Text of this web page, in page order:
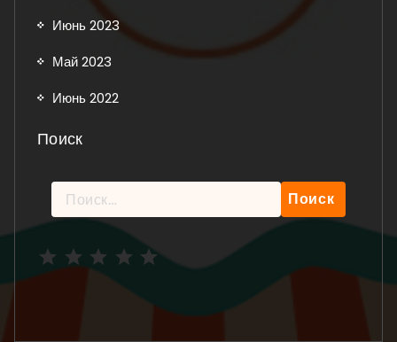
Июнь 2023
Май 2023
Июнь 2022
Поиск
Найти: